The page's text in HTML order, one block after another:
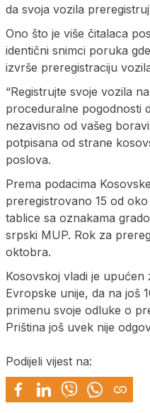
da svoja vozila
Ono što je više čitalaca
identični snimci poruka
izvrše preregistraciju
“Registrujte svoje vozila
proceduralne pogodnosti
nezavisno od vašeg
potpisana od strane
poslova.
Prema podacima
preregistrovano 15 od
tablice sa oznakama
srpski MUP. Rok za
oktobra.
Kosovskoj vladi je upućen
Evropske unije, da na još
primenu svoje odluke o
Priština još uvek nije
Podijeli vijest na: